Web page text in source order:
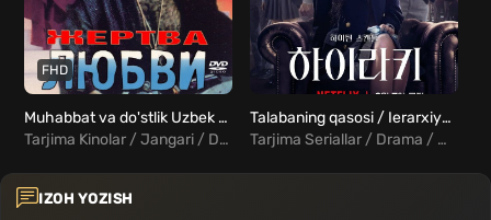
FHD
Muhabbat va do'stlik Uzbek tilida
Tarjima Kinolar / Jangari / Drama / Melodrama / Hind Kinolar Uzbek Tilida
Talabaning qasosi / Ierarxiya Barcha qismlar Uzbek Tilida
Tarjima Seriallar / Drama / Melodrama / Xorij Seriallar Uzbek Tilida
IZOH YOZISH